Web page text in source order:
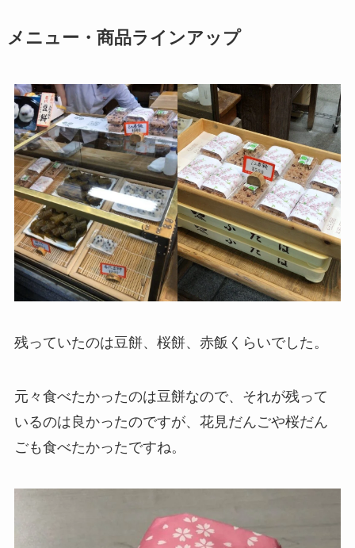
メニュー・商品ラインアップ
残っていたのは豆餅、桜餅、赤飯くらいでした。
元々食べたかったのは豆餅なので、それが残って
いるのは良かったのですが、花見だんごや桜だん
ごも食べたかったですね。